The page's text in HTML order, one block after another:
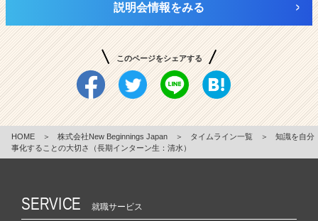
説明会情報をみる
このページをシェアする
HOME ＞ 株式会社New Beginnings Japan ＞ タイムライン一覧 ＞
知識を自分
事化することの大切さ（長期インターン生：清水）
SERVICE 就職サービス